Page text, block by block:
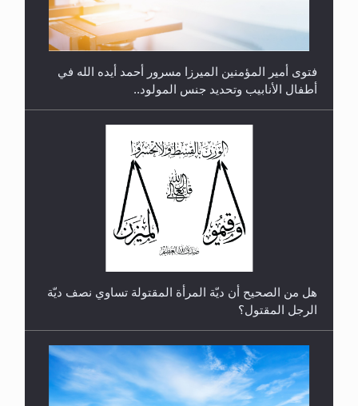
رأيٌ في لغة المسيح الموعود عليه السلام.. 4...
فتوى أمير المؤمنين الميرزا مسرور أحمد أيده الله في
أطفال الأنابيب وتحديد جنس المولود..
هل من الصحيح أن ديّة المرأة المقتولة تساوي نصف ديّة
الرجل المقتول؟